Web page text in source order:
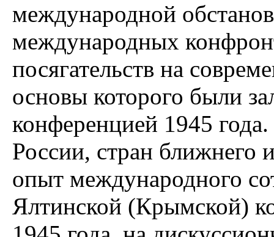
международной
международных
посягательств на
основы которого были
конференцией 1945
России, стран ближнего
опыт международного
Ялтинской (Крымской)